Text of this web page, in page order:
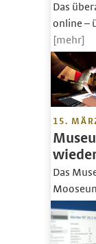
Das
online –
[mehr]
15.
Das